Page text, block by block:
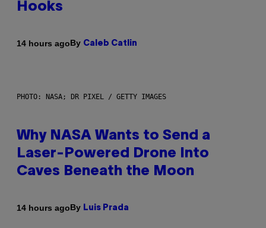
Hooks
14 hours agoBy Caleb Catlin
PHOTO: NASA; DR PIXEL / GETTY IMAGES
Why NASA Wants to Send a
Laser-Powered Drone Into
Caves Beneath the Moon
14 hours agoBy Luis Prada